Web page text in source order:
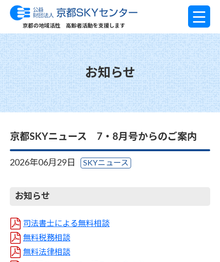
京都の地域活性 高齢者活動を支援します
お知らせ
京都SKYニュース 7・8月号からのご案内
2026年06月29日 SKYニュース
お知らせ
司法書士による無料相談
無料税務相談
無料法律相談